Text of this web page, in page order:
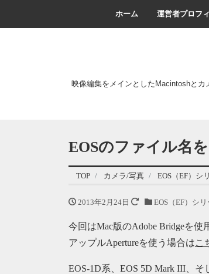
ホーム 運営者プロフ
映像編集をメインとしたMacintoshと
EOSのファイル名
TOP カメラ/写真 EOS（EF）シ
2013年2月24日 EOS（EF）シ
今回はMac版のAdobe Bridgeを使
アップルApertureを使う場合はこ
EOS-1D系、EOS 5D Mark III、そ